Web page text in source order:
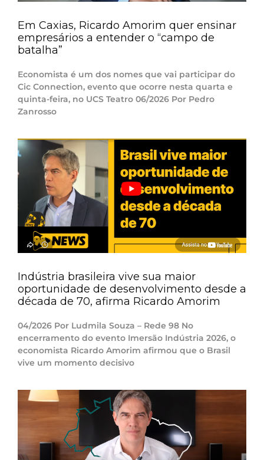
Em Caxias, Ricardo Amorim quer ensinar
empresários a entender o “campo de
batalha”
Economista é um dos nomes que vai participar do
Cic Connection, evento que ocorre nesta quarta e
quinta-feira, no UCS Teatro 06/2026 Por Pedro
Zanrosso
Indústria brasileira vive sua maior
oportunidade de desenvolvimento desde a
década de 70, afirma Ricardo Amorim
04/2026 Por Ludmila Souza – Rede 98 No
encerramento do evento Imersão Indústria 2026, o
economista Ricardo Amorim afirmou que o Brasil
vive um momento decisivo